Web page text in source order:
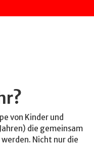
von Kinder und
die gemeinsam
Nicht nur die